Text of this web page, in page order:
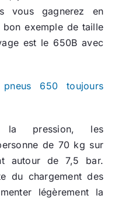
vous gagnerez en
exemple de taille
est le 650B avec
pneus 650 toujours
pression, les
de 70 kg sur
autour de 7,5 bar.
du chargement des
légèrement la